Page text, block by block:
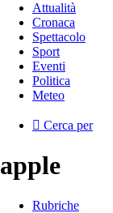
Attualità
Cronaca
Spettacolo
Sport
Eventi
Politica
Meteo
Cerca per
apple
Rubriche